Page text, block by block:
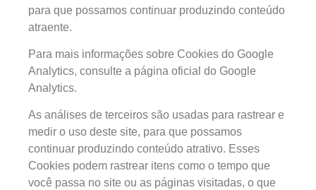
para que possamos continuar produzindo conteúdo
atraente.
Para mais informações sobre Cookies do Google
Analytics, consulte a página oficial do Google
Analytics.
As análises de terceiros são usadas para rastrear e
medir o uso deste site, para que possamos
continuar produzindo conteúdo atrativo. Esses
Cookies podem rastrear itens como o tempo que
você passa no site ou as páginas visitadas, o que